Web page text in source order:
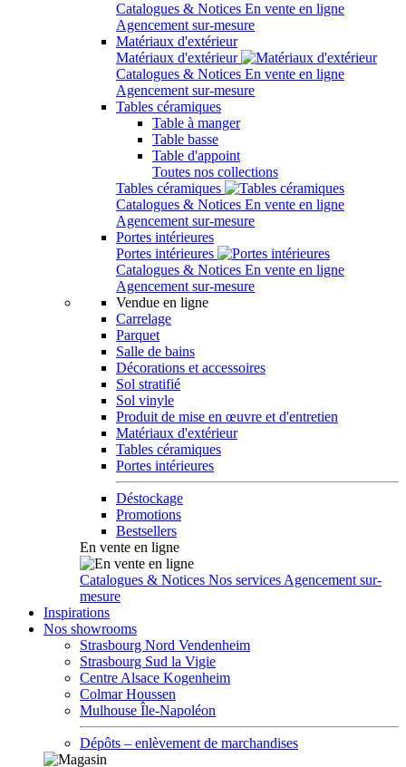
Catalogues & Notices En vente en ligne
Agencement sur-mesure
Matériaux d'extérieur
Matériaux d'extérieur
Catalogues & Notices En vente en ligne
Agencement sur-mesure
Tables céramiques
Table à manger
Table basse
Table d'appoint
Toutes nos collections
Tables céramiques
Catalogues & Notices En vente en ligne
Agencement sur-mesure
Portes intérieures
Portes intérieures
Catalogues & Notices En vente en ligne
Agencement sur-mesure
Vendue en ligne
Carrelage
Parquet
Salle de bains
Décorations et accessoires
Sol stratifié
Sol vinyle
Produit de mise en œuvre et d'entretien
Matériaux d'extérieur
Tables céramiques
Portes intérieures
Déstockage
Promotions
Bestsellers
En vente en ligne
Catalogues & Notices Nos services Agencement sur-
mesure
Inspirations
Nos showrooms
Strasbourg Nord Vendenheim
Strasbourg Sud la Vigie
Centre Alsace Kogenheim
Colmar Houssen
Mulhouse Île-Napoléon
Dépôts – enlèvement de marchandises